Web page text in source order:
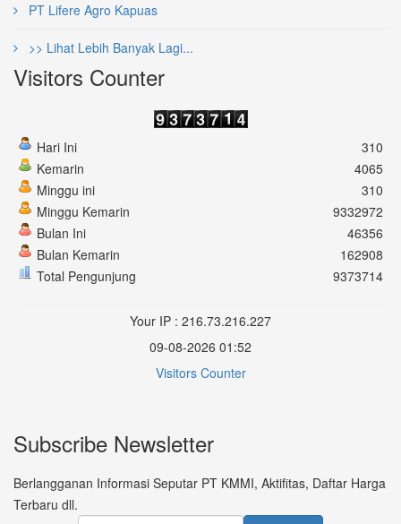
PT Lifere Agro Kapuas
>> Lihat Lebih Banyak Lagi...
Visitors Counter
Hari Ini
Kemarin
Minggu ini
Minggu Kemarin
Bulan Ini
Bulan Kemarin
Total Pengunjung
310
4065
310
9332972
46356
162908
9373714
Your IP : 216.73.216.227
09-08-2026 01:52
Visitors Counter
Subscribe Newsletter
Berlangganan Informasi Seputar PT KMMI, Aktifitas, Daftar Harga
Terbaru dll.